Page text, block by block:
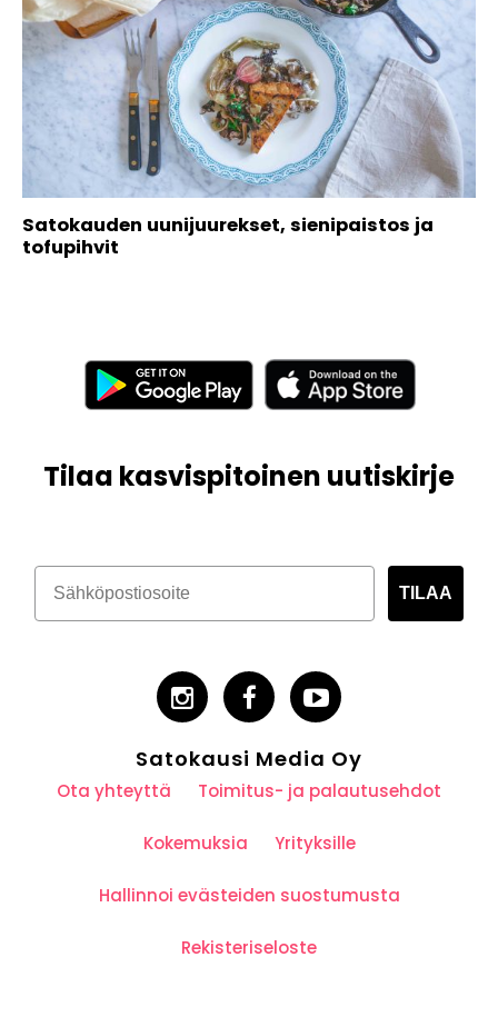
Satokauden uunijuurekset, sienipaistos ja
tofupihvit
Tilaa kasvispitoinen uutiskirje
TILAA
Satokausi Media Oy
Ota yhteyttä Toimitus- ja palautusehdot
Kokemuksia Yrityksille
Hallinnoi evästeiden suostumusta
Rekisteriseloste